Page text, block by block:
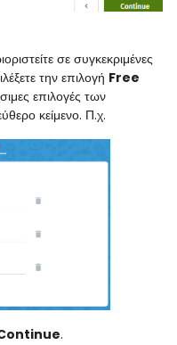
σε συγκεκριμένες
την επιλογή Free
επιλογές των
κείμενο. Π.χ.
.